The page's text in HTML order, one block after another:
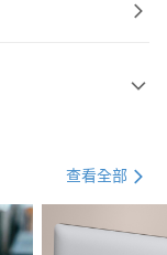
查看全部